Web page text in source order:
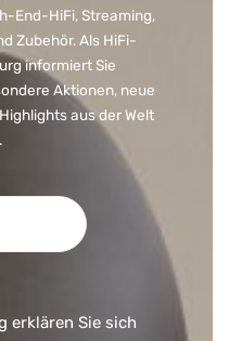
End-HiFi, Streaming,
Zubehör. Als HiFi-
informiert Sie
Aktionen, neue
aus der Welt
erklären Sie sich